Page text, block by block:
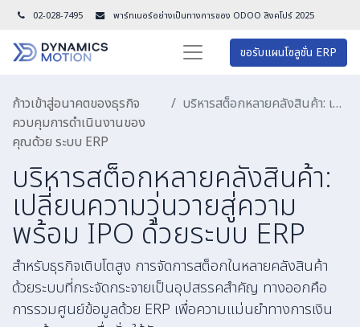
02-028-7495 พาร์ทเนอร์อย่างเป็นทางการของ ODOO สิงคโปร์ 2025
ขอรับแผนโซลูชั่น ERP
ก้าวเข้าสู่อนาคตของธุรกิจ
ควบคุมการดำเนินงานของ
คุณด้วย ระบบ ERP
บริหารสต็อกหลายคลังสินค้า: เปลี่ยนความวุ่นวายสู่ความพร้อม IPO ด้วยระบบ ERP
บริหารสต็อกหลายคลังสินค้า:
เปลี่ยนความวุ่นวายสู่ความ
พร้อม IPO ด้วยระบบ ERP
สำหรับธุรกิจเติบโตสูง การจัดการสต็อกในหลายคลังสินค้า
ด้วยระบบที่กระจัดกระจายเป็นอุปสรรคสำคัญ ทางออกคือ
การรวมศูนย์ข้อมูลด้วย ERP เพื่อความแม่นยำทางการเงิน